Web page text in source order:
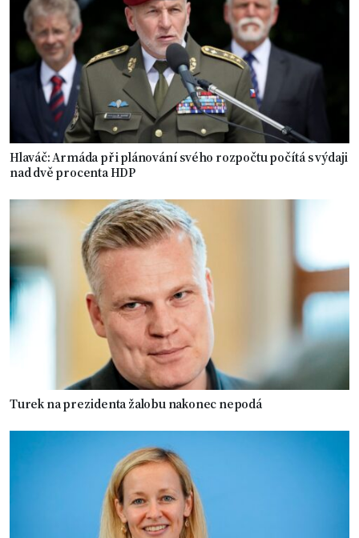
Hlaváč: Armáda při plánování svého rozpočtu počítá s výdaji
nad dvě procenta HDP
Turek na prezidenta žalobu nakonec nepodá